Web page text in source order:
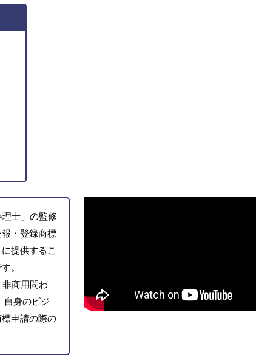
士」の監修
・登録商標
提供するこ
。
商用問わ
自身のビジ
申請の際の